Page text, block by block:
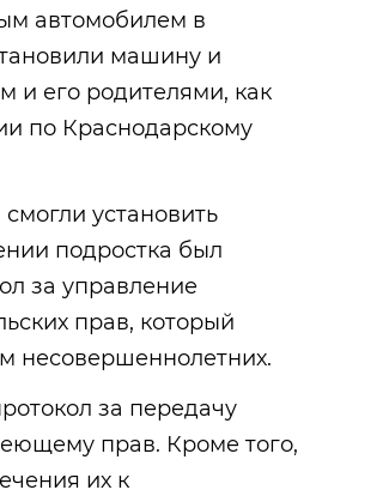
автомобилем в
машину и
и его родителями, как
по Краснодарскому
установить
подростка был
за управление
прав, который
несовершеннолетних.
за передачу
прав. Кроме того,
их к